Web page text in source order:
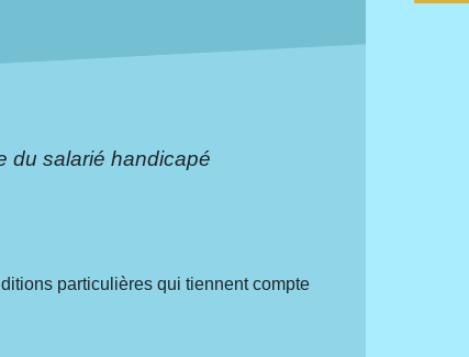
du salarié handicapé
particulières qui tiennent compte